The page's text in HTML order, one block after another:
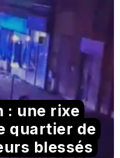
: une rixe
quartier de
blessés